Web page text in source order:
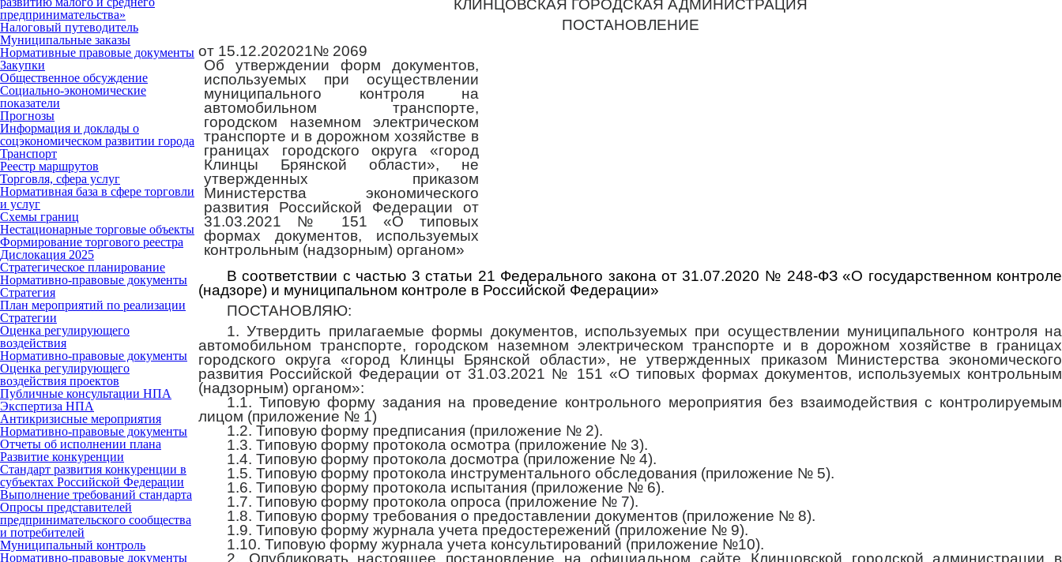
предпринимательства»
Налоговый путеводитель
Муниципальные заказы
Нормативные правовые документы
Закупки
Общественное обсуждение
Социально-экономические
показатели
Прогнозы
Информация и доклады о
соцэкономическом развитии города
Транспорт
Реестр маршрутов
Торговля, сфера услуг
Нормативная база в сфере торговли
и услуг
Схемы границ
Нестационарные торговые объекты
Формирование торгового реестра
Дислокация 2025
Стратегическое планирование
Нормативно-правовые документы
Стратегия
План мероприятий по реализации
Стратегии
Оценка регулирующего
воздействия
Нормативно-правовые документы
Оценка регулирующего
воздействия проектов
Публичные консультации НПА
Экспертиза НПА
Антикризисные мероприятия
Нормативно-правовые документы
Отчеты об исполнении плана
Развитие конкуренции
Стандарт развития конкуренции в
субъектах Российской Федерации
Выполнение требований стандарта
Опросы представителей
предпринимательского сообщества
и потребителей
Муниципальный контроль
Нормативно-правовые документы
КЛИНЦОВСКАЯ ГОРОДСКАЯ АДМИНИСТРАЦИЯ
ПОСТАНОВЛЕНИЕ
от 15.12.202021№ 2069
Об утверждении форм документов,
используемых при осуществлении
муниципального контроля на
автомобильном транспорте,
городском наземном электрическом
транспорте и в дорожном хозяйстве в
границах городского округа «город
Клинцы Брянской области», не
утвержденных приказом
Министерства экономического
развития Российской Федерации от
31.03.2021 № 151 «О типовых
формах документов, используемых
контрольным (надзорным) органом»
В соответствии с частью 3 статьи 21 Федерального закона от 31.07.2020 № 248-ФЗ «О государственном контроле
(надзоре) и муниципальном контроле в Российской Федерации»
ПОСТАНОВЛЯЮ:
1. Утвердить прилагаемые формы документов, используемых при осуществлении муниципального контроля на
автомобильном транспорте, городском наземном электрическом транспорте и в дорожном хозяйстве в границах
городского округа «город Клинцы Брянской области», не утвержденных приказом Министерства экономического
развития Российской Федерации от 31.03.2021 № 151 «О типовых формах документов, используемых контрольным
(надзорным) органом»:
1.1. Типовую форму задания на проведение контрольного мероприятия без взаимодействия с контролируемым
лицом (приложение № 1)
1.2. Типовую форму предписания (приложение № 2).
1.3. Типовую форму протокола осмотра (приложение № 3).
1.4. Типовую форму протокола досмотра (приложение № 4).
1.5. Типовую форму протокола инструментального обследования (приложение № 5).
1.6. Типовую форму протокола испытания (приложение № 6).
1.7. Типовую форму протокола опроса (приложение № 7).
1.8. Типовую форму требования о предоставлении документов (приложение № 8).
1.9. Типовую форму журнала учета предостережений (приложение № 9).
1.10. Типовую форму журнала учета консультирований (приложение №10).
2. Опубликовать настоящее постановление на официальном сайте Клинцовской городской администрации в